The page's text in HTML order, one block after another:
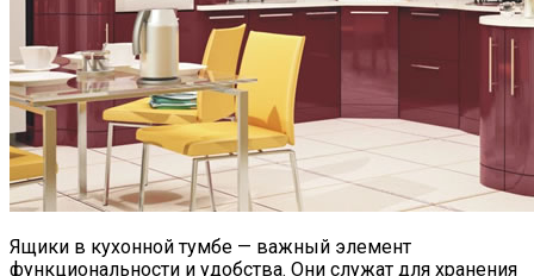
Ящики в кухонной тумбе — важный элемент
функциональности и удобства. Они служат для хранения